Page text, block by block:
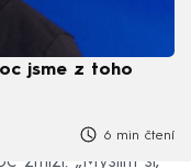
jsme z toho
6 min čtení
zmizí. „Myslím si,